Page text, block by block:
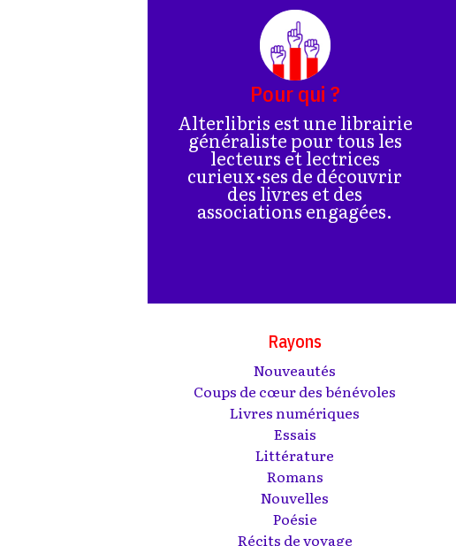
Pour qui ?
Alterlibris est une librairie
généraliste pour tous les
lecteurs et lectrices
curieux•ses de découvrir
des livres et des
associations engagées.
Rayons
Nouveautés
Coups de cœur des bénévoles
Livres numériques
Essais
Littérature
Romans
Nouvelles
Poésie
Récits de voyage